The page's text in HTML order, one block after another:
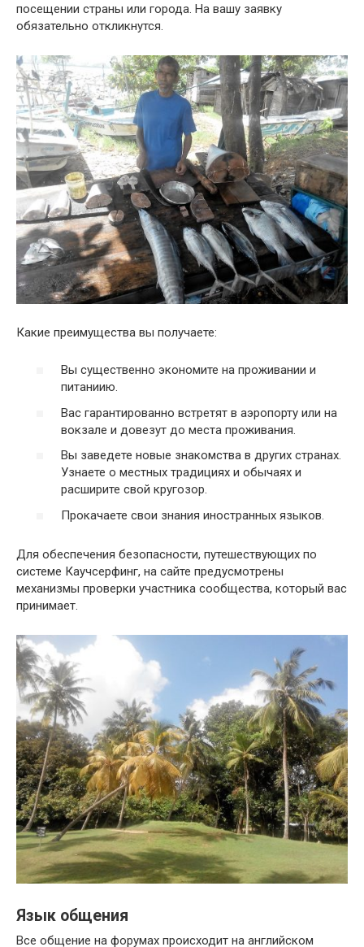
посещении страны или города. На вашу заявку
обязательно откликнутся.
Какие преимущества вы получаете:
Вы существенно экономите на проживании и
питаниию.
Вас гарантированно встретят в аэропорту или на
вокзале и довезут до места проживания.
Вы заведете новые знакомства в других странах.
Узнаете о местных традициях и обычаях и
расширите свой кругозор.
Прокачаете свои знания иностранных языков.
Для обеспечения безопасности, путешествующих по
системе Каучсерфинг, на сайте предусмотрены
механизмы проверки участника сообщества, который вас
принимает.
Язык общения
Все общение на форумах происходит на английском